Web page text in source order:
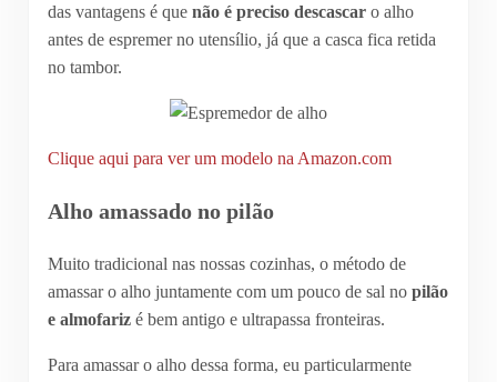
das vantagens é que não é preciso descascaro alho
antes de espremer no utensílio, já que a casca fica retida
no tambor.
Clique aqui para ver um modelo na Amazon.com
Alho amassado no pilão
Muito tradicional nas nossas cozinhas, o método de
amassar o alho juntamente com um pouco de sal no pilão
e almofarizé bem antigo e ultrapassa fronteiras.
Para amassar o alho dessa forma, eu particularmente